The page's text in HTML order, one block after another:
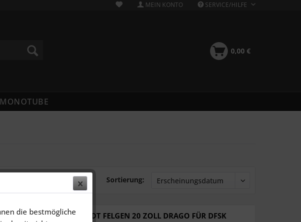
MEIN KONTO SERVICE/HILFE
0,00 €
Sortierung:
SCHMIDT FELGEN 20 ZOLL DRAGO FÜR DFSK
die bestmögliche